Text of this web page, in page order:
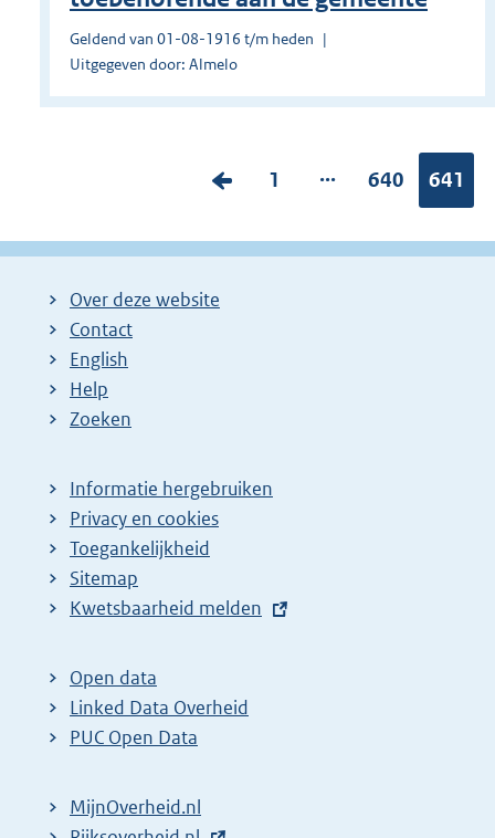
Geldend van 01-08-1916 t/m heden
Uitgegeven door: Almelo
V
r
o
r
P
g
1 ...
P
g
640 641
Over deze website
Contact
English
Help
Zoeken
Informatie hergebruiken
Privacy en cookies
Toegankelijkheid
Sitemap
E
t
e
r
l
Kwetsbaarheid melden
Open data
Linked Data Overheid
PUC Open Data
MijnOverheid.nl